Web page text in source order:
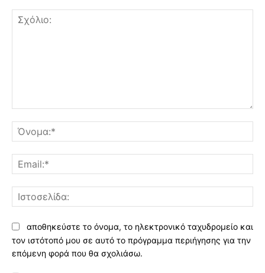
αποθηκεύστε το όνομα, το ηλεκτρονικό ταχυδρομείο και
τον ιστότοπό μου σε αυτό το πρόγραμμα περιήγησης για την
επόμενη φορά που θα σχολιάσω.